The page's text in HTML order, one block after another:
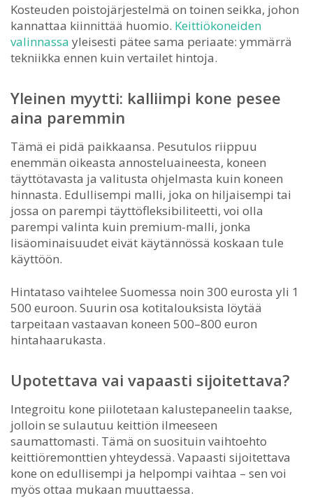
Kosteuden poistojärjestelmä on toinen seikka, johon
kannattaa kiinnittää huomio. Keittiökoneiden
valinnassa yleisesti pätee sama periaate: ymmärrä
tekniikka ennen kuin vertailet hintoja.
Yleinen myytti: kalliimpi kone pesee
aina paremmin
Tämä ei pidä paikkaansa. Pesutulos riippuu
enemmän oikeasta annosteluaineesta, koneen
täyttötavasta ja valitusta ohjelmasta kuin koneen
hinnasta. Edullisempi malli, joka on hiljaisempi tai
jossa on parempi täyttöfleksibiliteetti, voi olla
parempi valinta kuin premium-malli, jonka
lisäominaisuudet eivät käytännössä koskaan tule
käyttöön.
Hintataso vaihtelee Suomessa noin 300 eurosta yli 1
500 euroon. Suurin osa kotitalouksista löytää
tarpeitaan vastaavan koneen 500–800 euron
hintahaarukasta.
Upotettava vai vapaasti sijoitettava?
Integroitu kone piilotetaan kalustepaneelin taakse,
jolloin se sulautuu keittiön ilmeeseen
saumattomasti. Tämä on suosituin vaihtoehto
keittiöremonttien yhteydessä. Vapaasti sijoitettava
kone on edullisempi ja helpompi vaihtaa – sen voi
myös ottaa mukaan muuttaessa.